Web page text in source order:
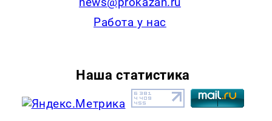
Работа у нас
Наша статистика